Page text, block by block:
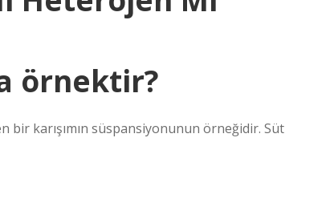
örnektir?
bir karışımın süspansiyonunun örneğidir. Süt